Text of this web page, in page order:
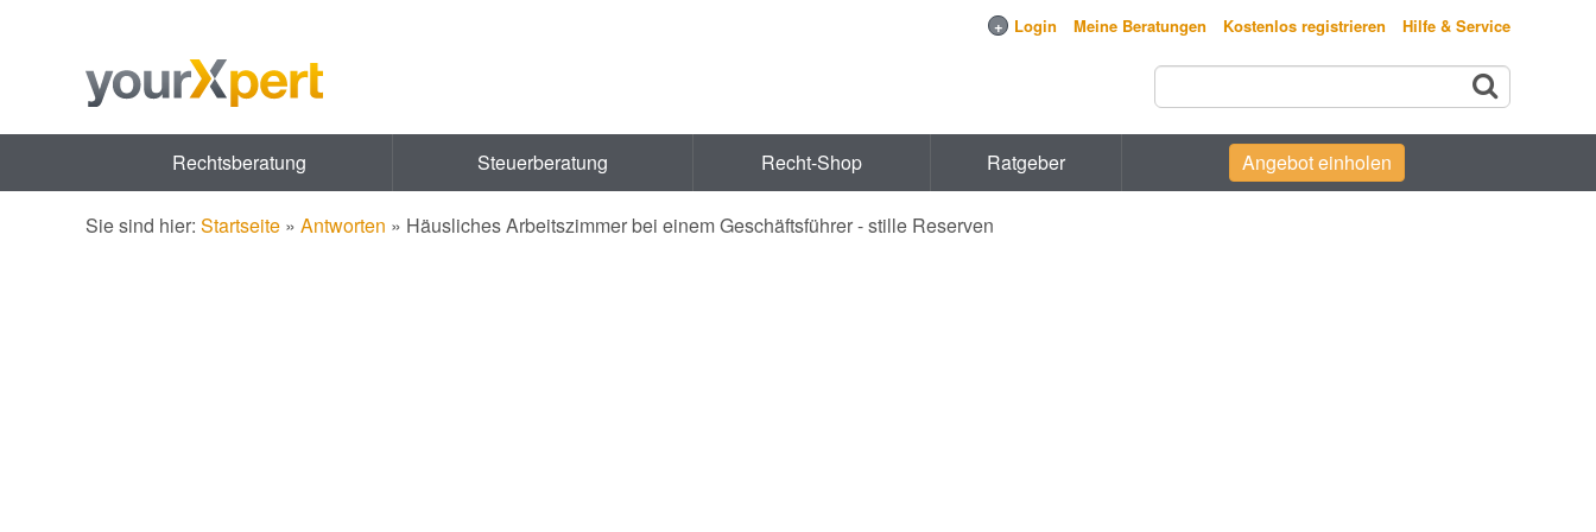
+ Login Meine Beratungen Kostenlos registrieren Hilfe & Service
Rechtsberatung Steuerberatung Recht-Shop Ratgeber Angebot einholen
Sie sind hier: Startseite » Antworten » Häusliches Arbeitszimmer bei einem Geschäftsführer - stille Reserven